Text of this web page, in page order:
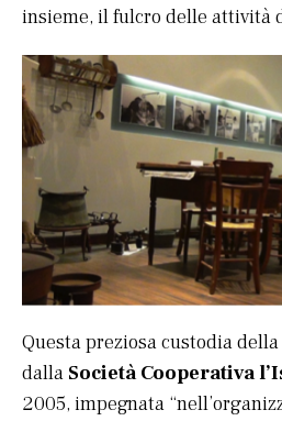
insieme, il fulcro delle attività
Questa preziosa custodia
dalla Società Cooperativa
2005, impegnata